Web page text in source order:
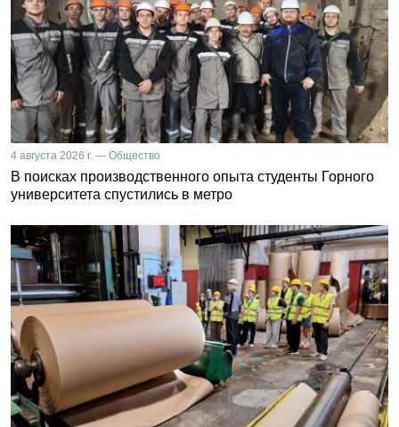
4 августа 2026 г. — Общество
В поисках производственного опыта студенты Горного
университета спустились в метро